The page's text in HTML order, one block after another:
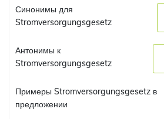
Синонимы для
Stromversorgungsgesetz
Антонимы к
Stromversorgungsgesetz
Примеры Stromversorgungsgesetz в
предложении